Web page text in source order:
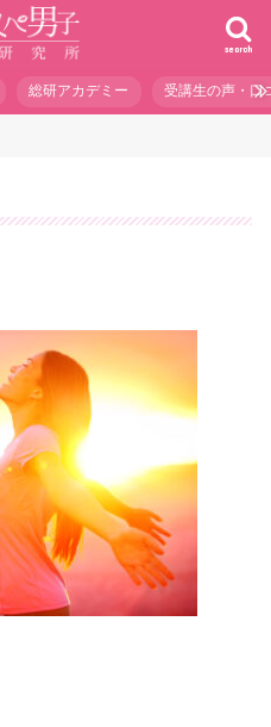
search
総研アカデミー 受講生の声・口